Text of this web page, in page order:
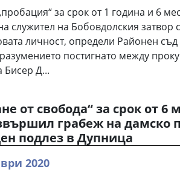
за срок от 1 година и 6
служител на Бобовдолския затвор
личност, определи Районен
постигнато между
Бисер Д...
от свобода“ за срок от 6
грабеж на дамско
подлез в Дупница
2020